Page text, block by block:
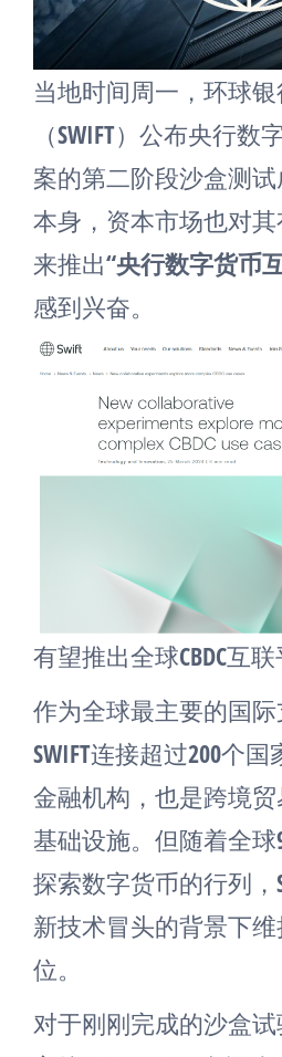
当地时间周一，环球
（SWIFT）公布央行
案的第二阶段沙盒测
本身，资本市场也对
来推出“央行数字货币
感到兴奋。
有望推出全球CBDC互
作为全球最主要的国际
SWIFT连接超过200个
金融机构，也是跨境
基础设施。但随着全球
探索数字货币的行列，
新技术冒头的背景下
位。
对于刚刚完成的沙盒试